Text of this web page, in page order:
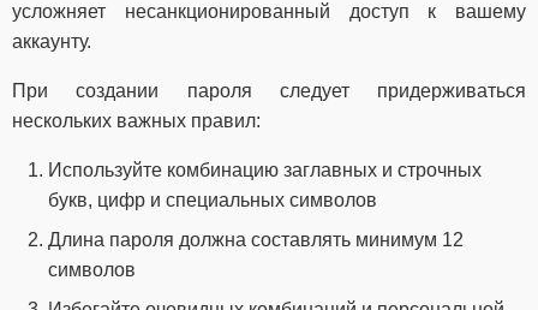
усложняет несанкционированный доступ к вашему
аккаунту.
При создании пароля следует придерживаться
нескольких важных правил:
Используйте комбинацию заглавных и строчных
букв, цифр и специальных символов
Длина пароля должна составлять минимум 12
символов